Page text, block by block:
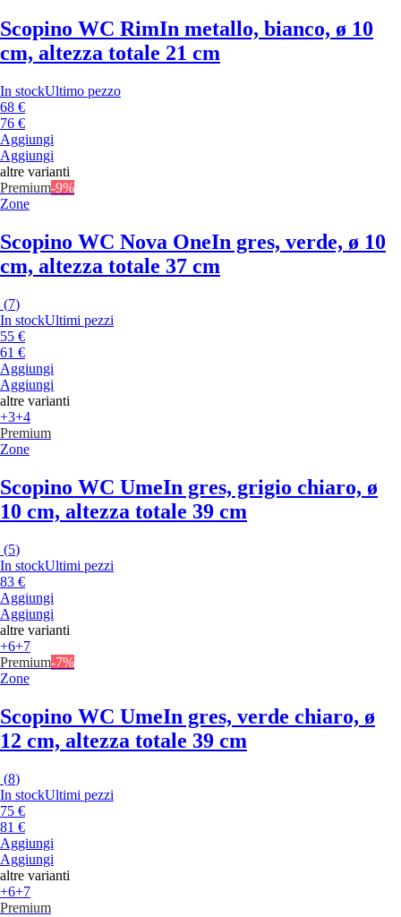
Scopino WC RimIn metallo, bianco, ø 10
cm, altezza totale 21 cm
In stockUltimo pezzo
68 €
76 €
Aggiungi
Aggiungi
altre varianti
Premium-9%
Zone
Scopino WC Nova OneIn gres, verde, ø 10
cm, altezza totale 37 cm
(7)
In stockUltimi pezzi
55 €
61 €
Aggiungi
Aggiungi
altre varianti
+3+4
Premium
Zone
Scopino WC UmeIn gres, grigio chiaro, ø
10 cm, altezza totale 39 cm
(5)
In stockUltimi pezzi
83 €
Aggiungi
Aggiungi
altre varianti
+6+7
Premium-7%
Zone
Scopino WC UmeIn gres, verde chiaro, ø
12 cm, altezza totale 39 cm
(8)
In stockUltimi pezzi
75 €
81 €
Aggiungi
Aggiungi
altre varianti
+6+7
Premium